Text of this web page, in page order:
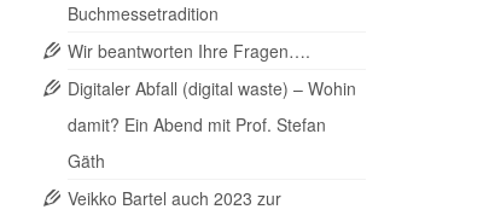
Buchmessetradition
Wir beantworten Ihre Fragen….
Digitaler Abfall (digital waste) – Wohin
damit? Ein Abend mit Prof. Stefan
Gäth
Veikko Bartel auch 2023 zur